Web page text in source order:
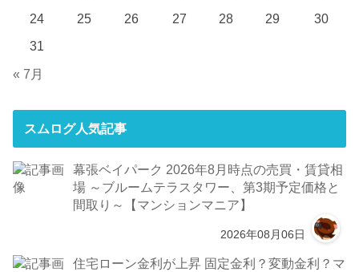
24
25 26 27 28 29
30
31
« 7月
スムログ人気記事
幕張ベイパーク 2026年8月時点の売買・賃貸相
場 ～ブルームテラスタワー、第3期予定価格と
間取り～【マンションマニア】
2026年08月06日
住宅ローン金利が上昇 固定金利？変動金利？マ